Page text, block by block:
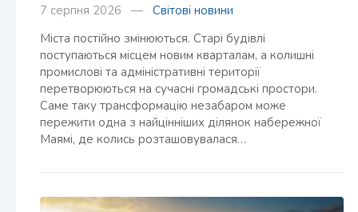
7 серпня 2026 — Світові новини
Міста постійно змінюються. Старі будівлі
поступаються місцем новим кварталам, а колишні
промислові та адміністративні території
перетворюються на сучасні громадські простори.
Саме таку трансформацію незабаром може
пережити одна з найцінніших ділянок набережної
Маямі, де колись розташовувалася…